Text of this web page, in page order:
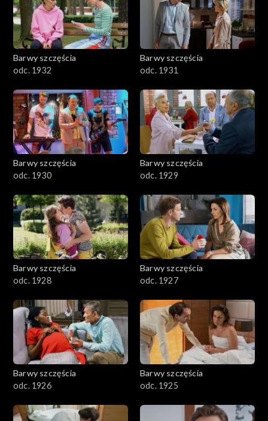
Barwy szczęścia
odc. 1932
Barwy szczęścia
odc. 1931
Barwy szczęścia
odc. 1930
Barwy szczęścia
odc. 1929
Barwy szczęścia
odc. 1928
Barwy szczęścia
odc. 1927
Barwy szczęścia
odc. 1926
Barwy szczęścia
odc. 1925